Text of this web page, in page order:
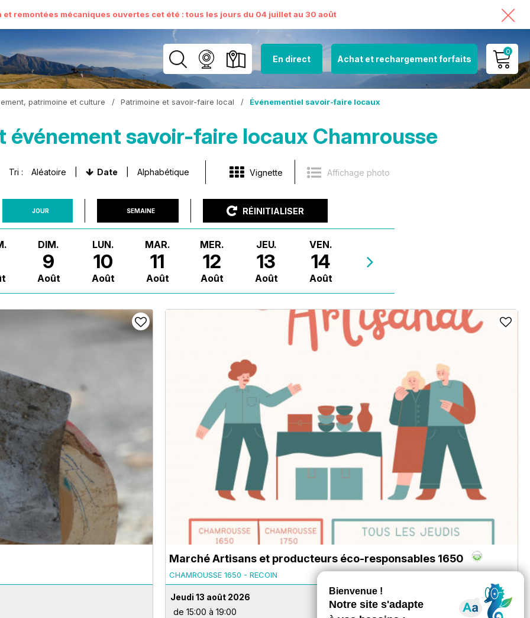
et remontées mécaniques ouvertes cet été : tous les jours du 04 juillet au 30 août
En direct Achat et rechargement forfaits
0
MON COMPTE
patrimoine et culture / Patrimoine et savoir-faire local / Événementiel savoir-faire locaux
événement savoir-faire locaux Chamrousse
Vignette Affichage photo
Tri : Aléatoire Date Alphabétique
JOUR SEMAINE RÉINITIALISER
DIM.
9
Août
LUN.
10
Août
MAR.
11
Août
MER.
12
Août
JEU.
13
Août
VEN.
14
Août
Marché Artisans et producteurs éco-responsables 1650
CHAMROUSSE 1650 - RECOIN
Jeudi 13 août 2026
de 15:00 à 19:00